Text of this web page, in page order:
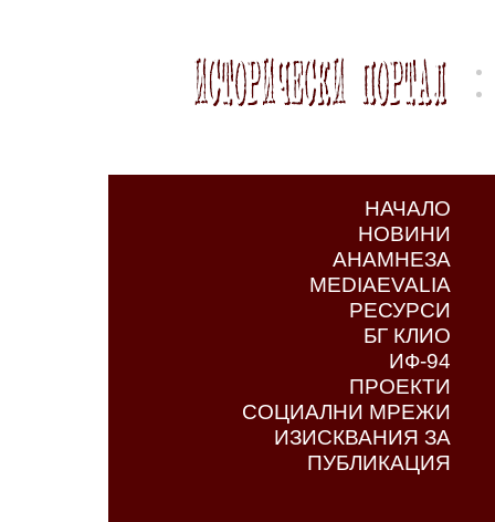
НАЧАЛО
НОВИНИ
АНАМНЕЗА
MEDIAEVALIA
РЕСУРСИ
БГ КЛИО
ИФ-94
ПРОЕКТИ
СОЦИАЛНИ МРЕЖИ
ИЗИСКВАНИЯ ЗА
ПУБЛИКАЦИЯ